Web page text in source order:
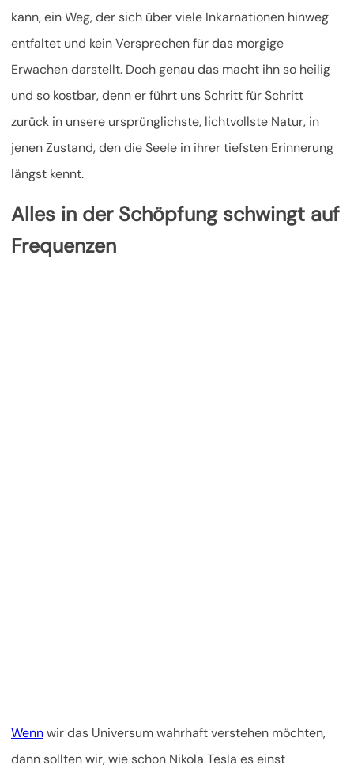
kann, ein Weg, der sich über viele Inkarnationen hinweg
entfaltet und kein Versprechen für das morgige
Erwachen darstellt. Doch genau das macht ihn so heilig
und so kostbar, denn er führt uns Schritt für Schritt
zurück in unsere ursprünglichste, lichtvollste Natur, in
jenen Zustand, den die Seele in ihrer tiefsten Erinnerung
längst kennt.
Alles in der Schöpfung schwingt auf
Frequenzen
Wennwir das Universum wahrhaft verstehen möchten,
dann sollten wir, wie schon Nikola Tesla es einst